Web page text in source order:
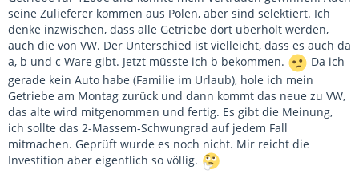
seine Zulieferer kommen aus Polen, aber sind selektiert. Ich
denke inzwischen, dass alle Getriebe dort überholt werden,
auch die von VW. Der Unterschied ist vielleicht, dass es auch da
a, b und c Ware gibt. Jetzt müsste ich b bekommen.
Da ich
gerade kein Auto habe (Familie im Urlaub), hole ich mein
Getriebe am Montag zurück und dann kommt das neue zu VW,
das alte wird mitgenommen und fertig. Es gibt die Meinung,
ich sollte das 2-Massem-Schwungrad auf jedem Fall
mitmachen. Geprüft wurde es noch nicht. Mir reicht die
Investition aber eigentlich so völlig.